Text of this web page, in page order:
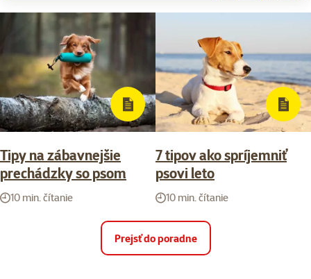
Tipy na zábavnejšie
prechádzky so psom
10 min. čítanie
7 tipov ako spríjemniť
psovi leto
10 min. čítanie
Prejsť do poradne